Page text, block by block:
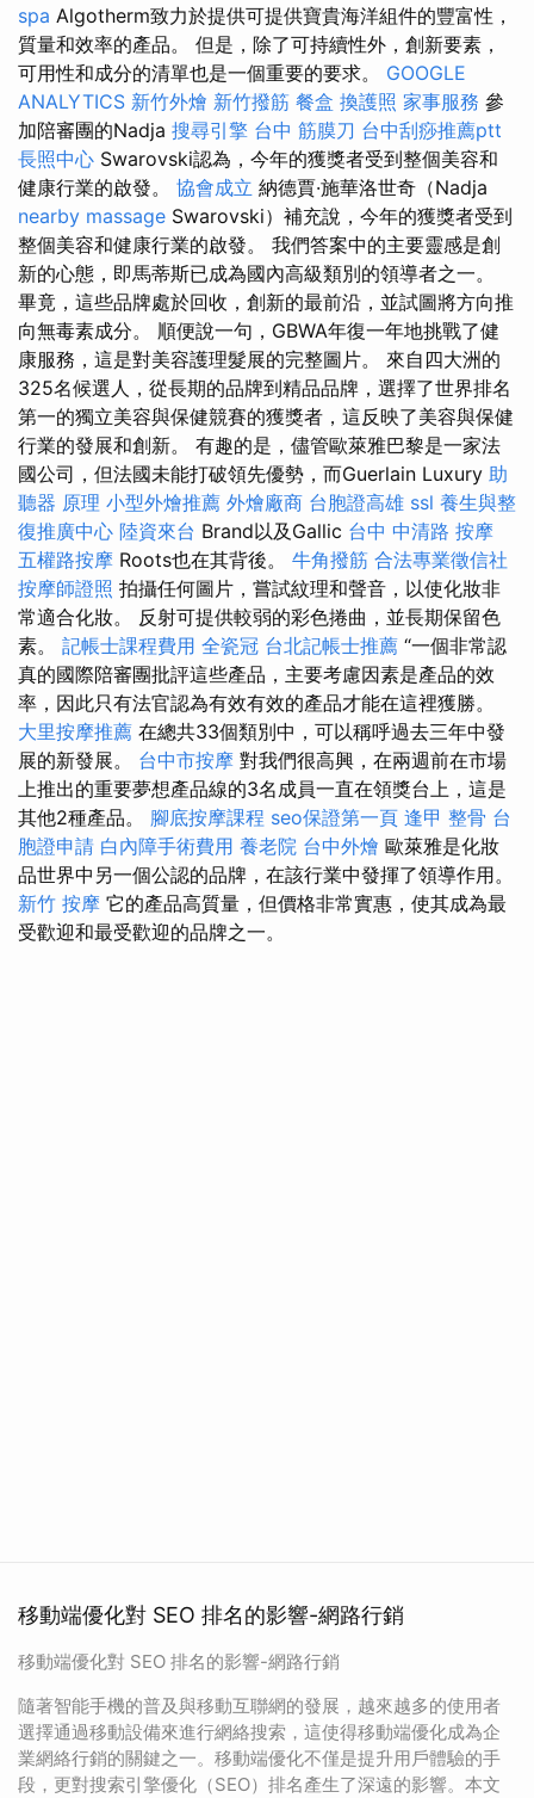
spa Algotherm致力於提供可提供寶貴海洋組件的豐富性，
質量和效率的產品。 但是，除了可持續性外，創新要素，
可用性和成分的清單也是一個重要的要求。 GOOGLE
ANALYTICS 新竹外燴 新竹撥筋 餐盒 換護照 家事服務 參
加陪審團的Nadja 搜尋引擎 台中 筋膜刀 台中刮痧推薦ptt
長照中心 Swarovski認為，今年的獲獎者受到整個美容和
健康行業的啟發。 協會成立 納德賈·施華洛世奇（Nadja
nearby massage Swarovski）補充說，今年的獲獎者受到
整個美容和健康行業的啟發。 我們答案中的主要靈感是創
新的心態，即馬蒂斯已成為國內高級類別的領導者之一。
畢竟，這些品牌處於回收，創新的最前沿，並試圖將方向推
向無毒素成分。 順便說一句，GBWA年復一年地挑戰了健
康服務，這是對美容護理髮展的完整圖片。 來自四大洲的
325名候選人，從長期的品牌到精品品牌，選擇了世界排名
第一的獨立美容與保健競賽的獲獎者，這反映了美容與保健
行業的發展和創新。 有趣的是，儘管歐萊雅巴黎是一家法
國公司，但法國未能打破領先優勢，而Guerlain Luxury 助
聽器 原理 小型外燴推薦 外燴廠商 台胞證高雄 ssl 養生與整
復推廣中心 陸資來台 Brand以及Gallic 台中 中清路 按摩
五權路按摩 Roots也在其背後。 牛角撥筋 合法專業徵信社
按摩師證照 拍攝任何圖片，嘗試紋理和聲音，以使化妝非
常適合化妝。 反射可提供較弱的彩色捲曲，並長期保留色
素。 記帳士課程費用 全瓷冠 台北記帳士推薦 “一個非常認
真的國際陪審團批評這些產品，主要考慮因素是產品的效
率，因此只有法官認為有效有效的產品才能在這裡獲勝。
大里按摩推薦 在總共33個類別中，可以稱呼過去三年中發
展的新發展。 台中市按摩 對我們很高興，在兩週前在市場
上推出的重要夢想產品線的3名成員一直在領獎台上，這是
其他2種產品。 腳底按摩課程 seo保證第一頁 逢甲 整骨 台
胞證申請 白內障手術費用 養老院 台中外燴 歐萊雅是化妝
品世界中另一個公認的品牌，在該行業中發揮了領導作用。
新竹 按摩 它的產品高質量，但價格非常實惠，使其成為最
受歡迎和最受歡迎的品牌之一。
移動端優化對 SEO 排名的影響-網路行銷
移動端優化對 SEO 排名的影響-網路行銷
隨著智能手機的普及與移動互聯網的發展，越來越多的使用者
選擇通過移動設備來進行網絡搜索，這使得移動端優化成為企
業網絡行銷的關鍵之一。移動端優化不僅是提升用戶體驗的手
段，更對搜索引擎優化（SEO）排名產生了深遠的影響。本文